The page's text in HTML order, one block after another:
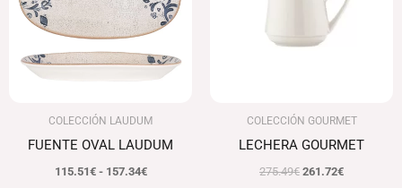
COLECCIÓN LAUDUM
FUENTE OVAL LAUDUM
115.51€ - 157.34€
hasta
157.34€
COLECCIÓN GOURMET
LECHERA GOURMET
275.49€ 261.72€